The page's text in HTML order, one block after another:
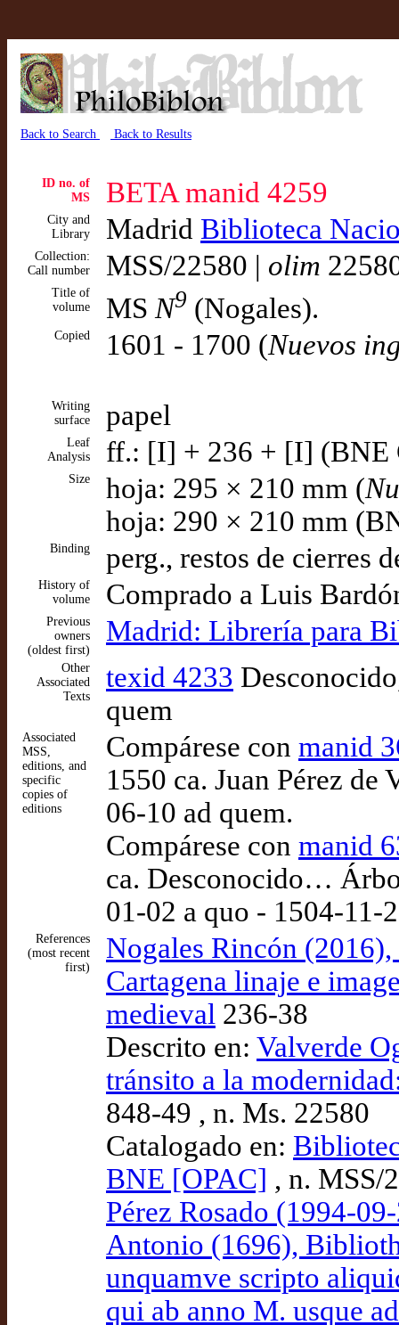
Back to Search Back to Results
ID no. of
MS
BETA manid 4259
City and
Library
Madrid Biblioteca
Collection:
Call number
MSS/22580 | olim
Title of
volume
MS N9 (Nogales).
Copied 1601 - 1700 (Nuevos
Writing
surface
papel
Leaf
Analysis
ff.: [I] + 236 + [I] (BNE
Size hoja: 295 × 210 mm (
hoja: 290 × 210 mm
Binding perg., restos de cierres
History of
volume
Comprado a Luis
Previous
owners
(oldest first)
Madrid: Librería para
Other
Associated
Texts
texid 4233
quem
Associated
MSS,
editions, and
specific
copies of
editions
Compárese con manid
1550 ca. Juan Pérez
06-10 ad quem.
Compárese con manid
ca. Desconocido…
01-02 a quo - 1504-11-
References
(most recent
first)
Nogales Rincón (2016),
Cartagena linaje e
medieval 236-38
Descrito en: Valverde
tránsito a la
848-49 , n. Ms. 22580
Catalogado en:
BNE [OPAC] , n. MSS/
Pérez Rosado (1994-
Antonio (1696),
unquamve scripto
qui ab anno M. usque